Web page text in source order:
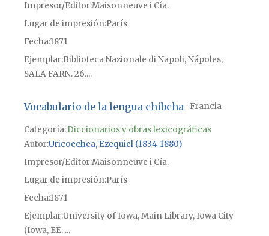
Impresor/Editor Maisonneuve i Cía.
Lugar de impresiónParís
Fecha1871
Ejemplar Biblioteca Nazionale di Napoli, Nápoles,
SALA FARN. 26....
Vocabulario de la lengua chibcha Francia
Categoría:Diccionarios y obras lexicográficas
Autor Uricoechea, Ezequiel (1834-1880)
Impresor/Editor Maisonneuve i Cía.
Lugar de impresiónParís
Fecha1871
Ejemplar University of Iowa, Main Library, Iowa City
(Iowa, EE. ...